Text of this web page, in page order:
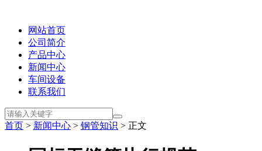
网站首页
公司简介
产品中心
新闻中心
车间设备
联系我们
首页 > 新闻中心 > 钢管知识 > 正文